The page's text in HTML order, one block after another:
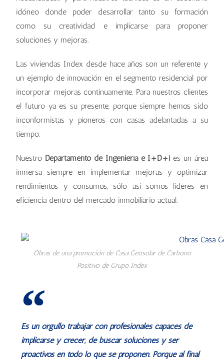
idóneo donde poder desarrollar tanto su formación
como su creatividad e implicarse para proponer
soluciones y mejoras.
Las viviendas Index desde hace años son un referente y
un ejemplo de innovación en el segmento residencial por
incorporar mejoras continuamente. Para nuestros clientes
el futuro ya es su presente, porque siempre hemos sido
inconformistas y pioneros con casas adelantadas a su
tiempo.
Nuestro Departamento de Ingeniería e I+D+i es un área
inmersa siempre en implementar mejoras y optimizar
rendimientos y consumos, sólo así somos líderes en
eficiencia dentro del mercado inmobiliario actual.
Obras de una promoción de Casa Geosolar de Carbono
Positivo de Grupo Index
Es un orgullo trabajar con profesionales capaces de
implicarse y crecer, de buscar soluciones y ser
proactivos en todo lo que se proponen. Porque al final